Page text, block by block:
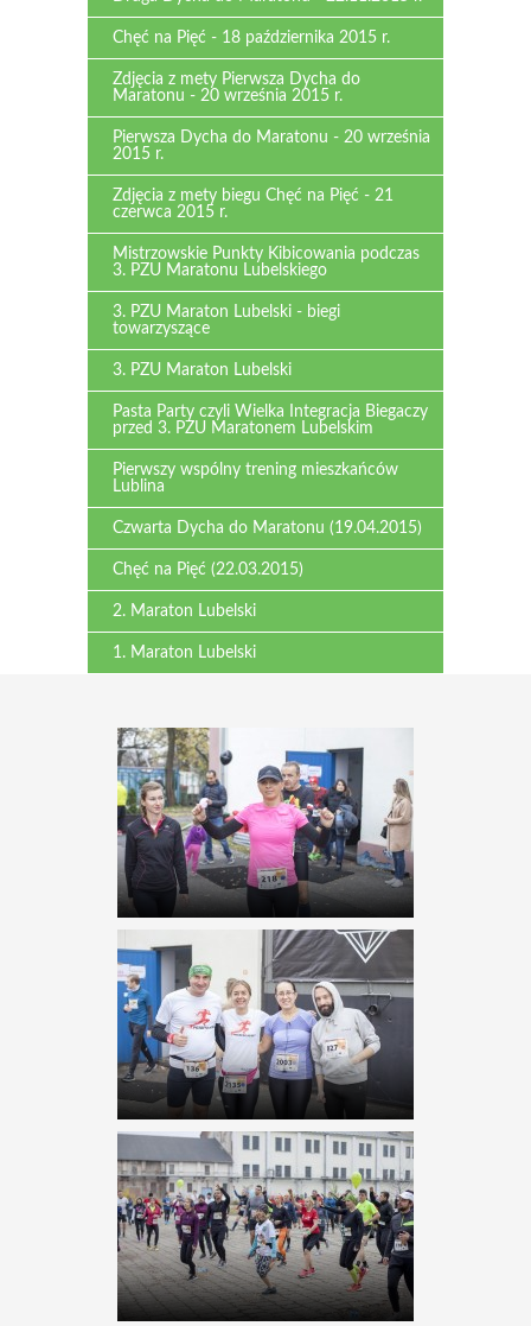
Chęć na Pięć - 18 października 2015 r.
Zdjęcia z mety Pierwsza Dycha do
Maratonu - 20 września 2015 r.
Pierwsza Dycha do Maratonu - 20 września
2015 r.
Zdjęcia z mety biegu Chęć na Pięć - 21
czerwca 2015 r.
Mistrzowskie Punkty Kibicowania podczas
3. PZU Maratonu Lubelskiego
3. PZU Maraton Lubelski - biegi
towarzyszące
3. PZU Maraton Lubelski
Pasta Party czyli Wielka Integracja Biegaczy
przed 3. PZU Maratonem Lubelskim
Pierwszy wspólny trening mieszkańców
Lublina
Czwarta Dycha do Maratonu (19.04.2015)
Chęć na Pięć (22.03.2015)
2. Maraton Lubelski
1. Maraton Lubelski